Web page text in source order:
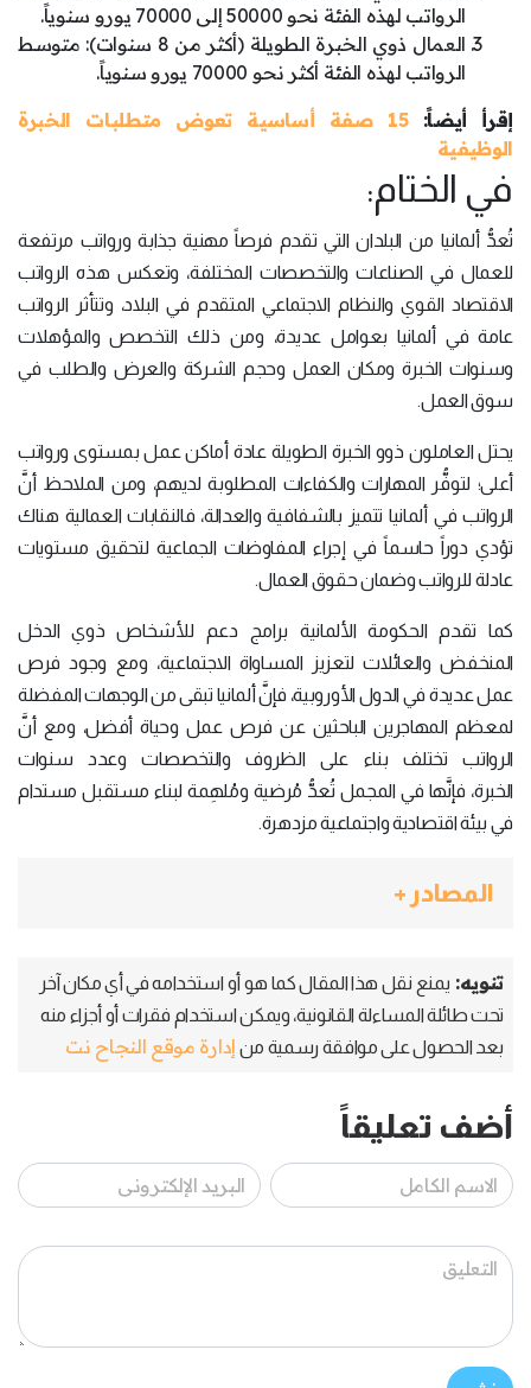
الرواتب لهذه الفئة نحو 50000 إلى 70000 يورو سنوياً.
العمال ذوي الخبرة الطويلة (أكثر من 8 سنوات): متوسط
الرواتب لهذه الفئة أكثر نحو 70000 يورو سنوياً.
إقرأ أيضاً:
15 صفة أساسية تعوض متطلبات الخبرة
الوظيفية
في الختام:
تُعدُّ ألمانيا من البلدان التي تقدم فرصاً مهنية جذابة ورواتب مرتفعة
للعمال في الصناعات والتخصصات المختلفة، وتعكس هذه الرواتب
الاقتصاد القوي والنظام الاجتماعي المتقدم في البلاد، وتتأثر الرواتب
عامة في ألمانيا بعوامل عديدة، ومن ذلك التخصص والمؤهلات
وسنوات الخبرة ومكان العمل وحجم الشركة والعرض والطلب في
سوق العمل.
يحتل العاملون ذوو الخبرة الطويلة عادة أماكن عمل بمستوى ورواتب
أعلى؛ لتوفُّر المهارات والكفاءات المطلوبة لديهم، ومن الملاحظ أنَّ
الرواتب في ألمانيا تتميز بالشفافية والعدالة، فالنقابات العمالية هناك
تؤدي دوراً حاسماً في إجراء المفاوضات الجماعية لتحقيق مستويات
عادلة للرواتب وضمان حقوق العمال.
كما تقدم الحكومة الألمانية برامج دعم للأشخاص ذوي الدخل
المنخفض والعائلات لتعزيز المساواة الاجتماعية، ومع وجود فرص
عمل عديدة في الدول الأوروبية، فإنَّ ألمانيا تبقى من الوجهات المفضلة
لمعظم المهاجرين الباحثين عن فرص عمل وحياة أفضل، ومع أنَّ
الرواتب تختلف بناء على الظروف والتخصصات وعدد سنوات
الخبرة، فإنَّها في المجمل تُعدُّ مُرضية ومُلهِمة لبناء مستقبل مستدام
في بيئة اقتصادية واجتماعية مزدهرة.
المصادر +
تنويه: يمنع نقل هذا المقال كما هو أو استخدامه في أي مكان آخر
تحت طائلة المساءلة القانونية، ويمكن استخدام فقرات أو أجزاء منه
بعد الحصول على موافقة رسمية من إدارة موقع النجاح نت
أضف تعليقاً